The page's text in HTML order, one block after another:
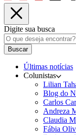
Digite sua busca
Buscar
Últimas notícias
Colunistas
Lilian
Blog do
Carlos
Andreza
Claudia
Fábia